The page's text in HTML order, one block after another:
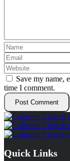
Save my name,
time I comment.
Quick Links